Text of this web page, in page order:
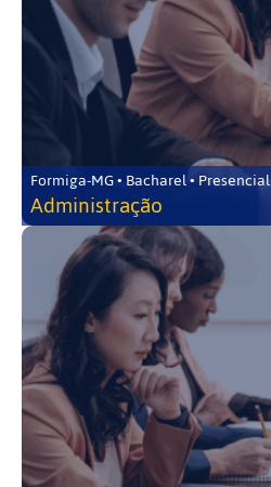
Formiga-MG • Bacharel • Presencial
Administração